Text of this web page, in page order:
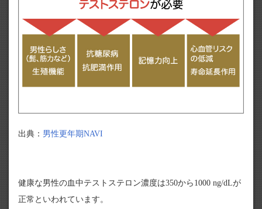
出典： 男性更年期NAVI
健康な男性の血中テストステロン濃度は350から1000 ng/dLが
正常といわれています。